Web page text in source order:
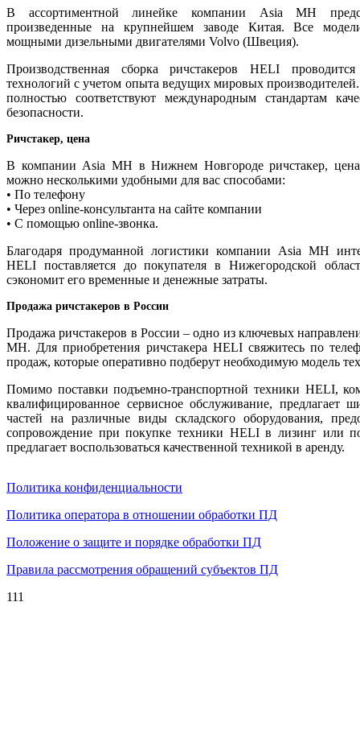
В ассортиментной линейке компании Asia MH
произведенные на крупнейшем заводе Китая. Все
мощными дизельными двигателями Volvo (Швеция).
Производственная сборка ричстакеров HELI
технологий с учетом опыта ведущих мировых
полностью соответствуют международным стандартам
безопасности.
Ричстакер, цена
В компании Asia MH в Нижнем Новгороде ричстакер, цена
можно несколькими удобными для вас способами:
• По телефону
• Через online-консультанта на сайте компании
• С помощью online-звонка.
Благодаря продуманной логистики компании Asia MH
HELI поставляется до покупателя в Нижегородской
сэкономит его временные и денежные затраты.
Продажа ричстакеров в России
Продажа ричстакеров в России – одно из ключевых
MH. Для приобретения ричстакера HELI свяжитесь по
продаж, которые оперативно подберут необходимую модель
Помимо поставки подъемно-транспортной техники HELI,
квалифицированное сервисное обслуживание, предлагает
частей на различные виды складского оборудования,
сопровождение при покупке техники HELI в лизинг или
предлагает воспользоваться качественной техникой в аренду.
Политика конфиденциальности
Политика оператора в отношении обработки ПД
Положение о защите и порядке обработки ПД
Правила рассмотрения обращений субъектов ПД
111